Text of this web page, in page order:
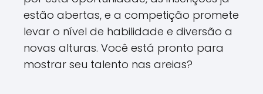
estão abertas, e a competição promete
levar o nível de habilidade e diversão a
novas alturas. Você está pronto para
mostrar seu talento nas areias?